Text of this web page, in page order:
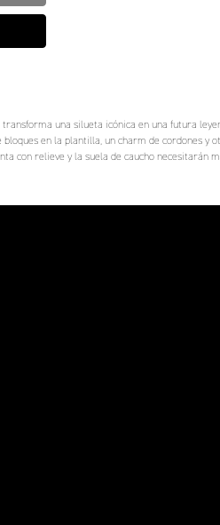
una silueta icónica en una futura
en la plantilla, un charm de cordones y
con relieve y la suela de caucho necesitarán